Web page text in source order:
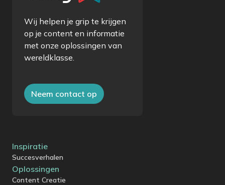
Wij helpen je grip te krijgen
op je content en informatie
met onze oplossingen van
wereldklasse.
Neem contact op
Inspiratie
Succesverhalen
Oplossingen
Content Creatie